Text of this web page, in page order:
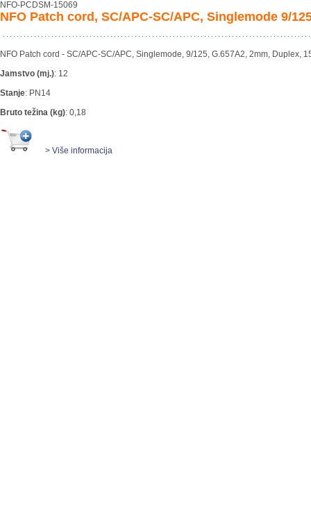
NFO-PCDSM-15069
NFO Patch cord, SC/APC-SC/APC, Singlemode 9/
NFO Patch cord - SC/APC-SC/APC, Singlemode, 9/125, G.657A2, 2mm, Duplex,
Jamstvo (mj.): 12
Stanje: PN14
Bruto težina (kg): 0,18
> Više informacija